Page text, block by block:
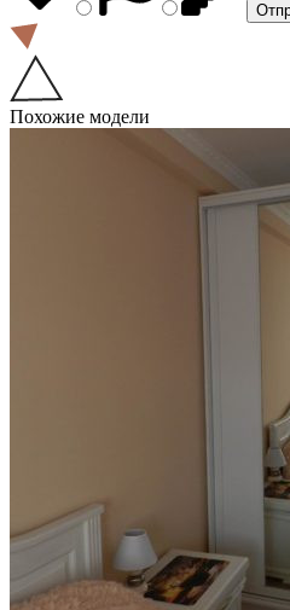
Похожие модели